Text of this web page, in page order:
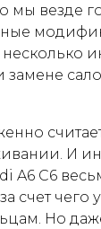
мы везде
замене
И
A6 C6
счет чего
Но